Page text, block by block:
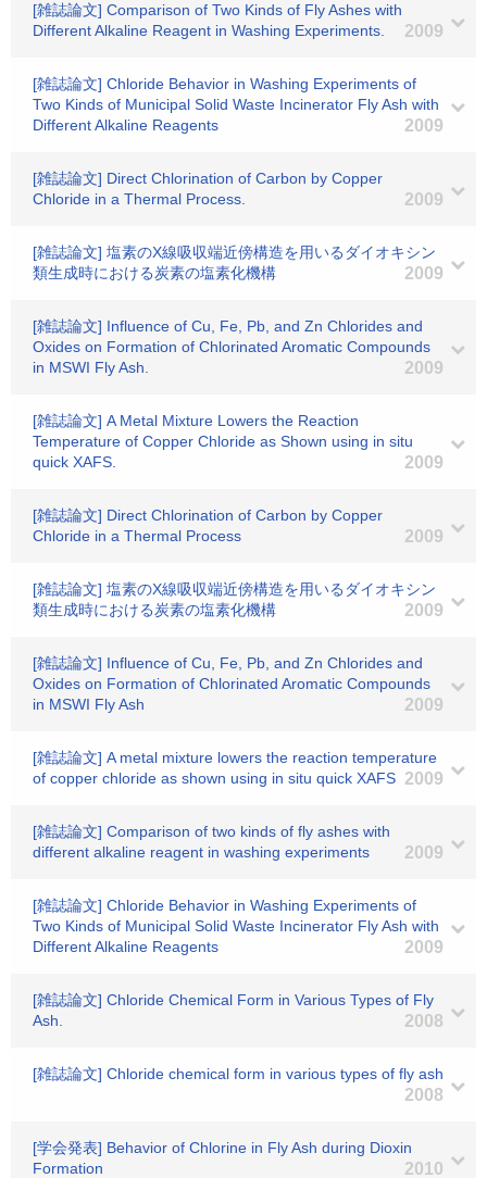
[雑誌論文] Comparison of Two Kinds of Fly Ashes with
Different Alkaline Reagent in Washing Experiments.
2009
[雑誌論文] Chloride Behavior in Washing Experiments of
Two Kinds of Municipal Solid Waste Incinerator Fly Ash with
Different Alkaline Reagents
2009
[雑誌論文] Direct Chlorination of Carbon by Copper
Chloride in a Thermal Process.
2009
[雑誌論文] 塩素のX線吸収端近傍構造を用いるダイオキシン
類生成時における炭素の塩素化機構
2009
[雑誌論文] Influence of Cu, Fe, Pb, and Zn Chlorides and
Oxides on Formation of Chlorinated Aromatic Compounds
in MSWI Fly Ash.
2009
[雑誌論文] A Metal Mixture Lowers the Reaction
Temperature of Copper Chloride as Shown using in situ
quick XAFS.
2009
[雑誌論文] Direct Chlorination of Carbon by Copper
Chloride in a Thermal Process
2009
[雑誌論文] 塩素のX線吸収端近傍構造を用いるダイオキシン
類生成時における炭素の塩素化機構
2009
[雑誌論文] Influence of Cu, Fe, Pb, and Zn Chlorides and
Oxides on Formation of Chlorinated Aromatic Compounds
in MSWI Fly Ash
2009
[雑誌論文] A metal mixture lowers the reaction temperature
of copper chloride as shown using in situ quick XAFS 2009
[雑誌論文] Comparison of two kinds of fly ashes with
different alkaline reagent in washing experiments
2009
[雑誌論文] Chloride Behavior in Washing Experiments of
Two Kinds of Municipal Solid Waste Incinerator Fly Ash with
Different Alkaline Reagents
2009
[雑誌論文] Chloride Chemical Form in Various Types of Fly
Ash.
2008
[雑誌論文] Chloride chemical form in various types of fly ash
2008
[学会発表] Behavior of Chlorine in Fly Ash during Dioxin
Formation
2010